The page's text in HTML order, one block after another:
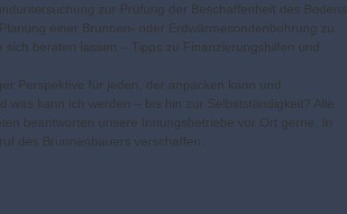
zur Prüfung der Beschaffenheit des Bodens
einer Brunnen- oder Erdwärmesondenbohrung zu
beraten lassen – Tipps zu Finanzierungshilfen und
Perspektive für jeden, der anpacken kann und
was kann ich werden – bis hin zur Selbstständigkeit? Alle
beantworten unsere Innungsbetriebe vor Ort gerne. In
des Brunnenbauers verschaffen.